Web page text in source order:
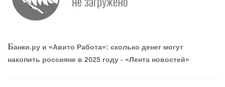
привлечь и удержать персонал - «Интервью»
Банки.ру и «Авито Работа»: сколько денег могут
накопить россияне в 2025 году - «Лента новостей»